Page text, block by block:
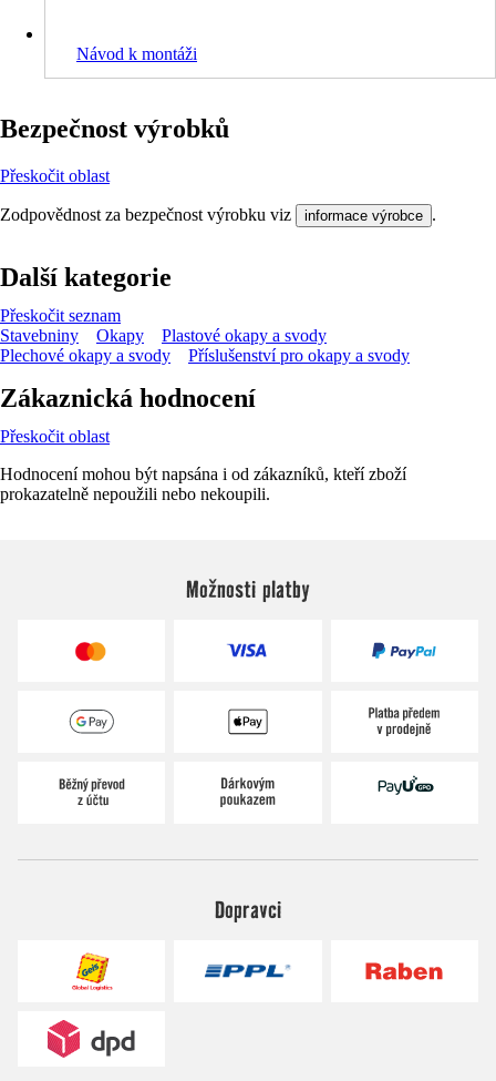
Návod k montáži
Bezpečnost výrobků
Přeskočit oblast
Zodpovědnost za bezpečnost výrobku viz informace výrobce .
Další kategorie
Přeskočit seznam
Stavebniny
Okapy
Plastové okapy a svody
Plechové okapy a svody
Příslušenství pro okapy a svody
Zákaznická hodnocení
Přeskočit oblast
Hodnocení mohou být napsána i od zákazníků, kteří zboží
prokazatelně nepoužili nebo nekoupili.
Možnosti platby
Dopravci